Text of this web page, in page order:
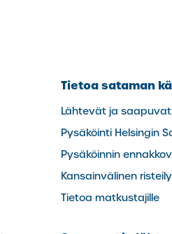
Tietoa sataman
Lähtevät ja
Pysäköinti Helsingin
Pysäköinnin
Kansainvälinen
Tietoa matkustajille